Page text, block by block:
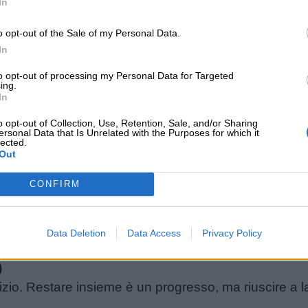
opt-out of the Sale of my Personal Data.
opt-out of processing my Personal Data for Targeted
opt-out of Collection, Use, Retention, Sale, and/or Sharing
Data that Is Unrelated with the Purposes for which it
CONFIRM
Data Deletion Data Access Privacy Policy
pigra per fare un lavoro difficile… Perché
compiti e moltiplica il successo.
insieme.
partite, ma è con il lavoro di squadra e
per accendere un fuoco.(Louisa May Alcott)
invisibili: non puoi cogliere un fiore senza
Restare insieme è un progresso, ma riuscire a